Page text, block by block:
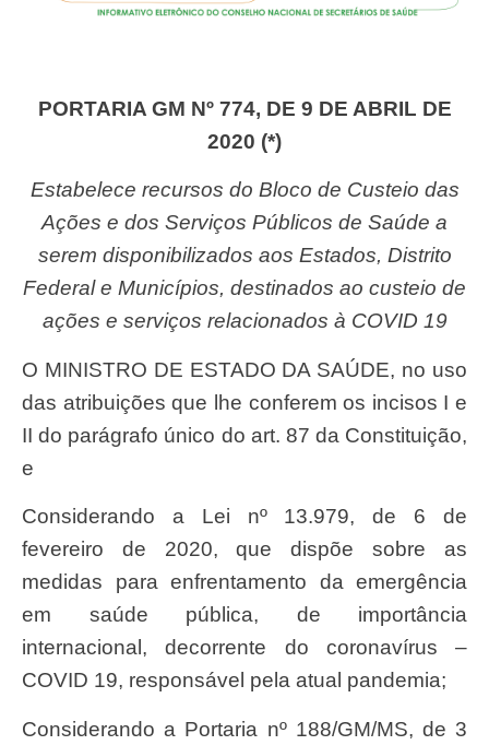
PORTARIA GM Nº 774, DE 9 DE ABRIL DE
2020 (*)
Estabelece recursos do Bloco de Custeio das
Ações e dos Serviços Públicos de Saúde a
serem disponibilizados aos Estados, Distrito
Federal e Municípios, destinados ao custeio de
ações e serviços relacionados à COVID 19
O MINISTRO DE ESTADO DA SAÚDE, no uso
das atribuições que lhe conferem os incisos I e
II do parágrafo único do art. 87 da Constituição,
e
Considerando a Lei nº 13.979, de 6 de
fevereiro de 2020, que dispõe sobre as
medidas para enfrentamento da emergência
em saúde pública, de importância
internacional, decorrente do coronavírus –
COVID 19, responsável pela atual pandemia;
Considerando a Portaria nº 188/GM/MS, de 3